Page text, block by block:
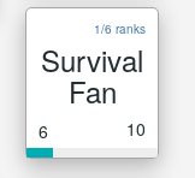
1/6 ranks
Survival
Fan
6 10